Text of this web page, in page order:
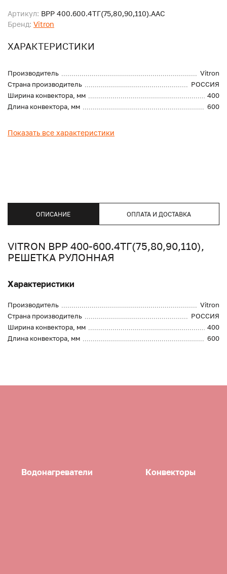
Артикул: ВРР 400.600.4ТГ(75,80,90,110).ААС
Бренд: Vitron
ХАРАКТЕРИСТИКИ
Производитель
Vitron
Страна производитель
РОССИЯ
Ширина конвектора, мм
400
Длина конвектора, мм
600
Показать все характеристики
ОПИСАНИЕ ОПЛАТА И ДОСТАВКА
VITRON ВРР 400-600.4ТГ(75,80,90,110),
РЕШЕТКА РУЛОННАЯ
Характеристики
Производитель
Vitron
Страна производитель
РОССИЯ
Ширина конвектора, мм
400
Длина конвектора, мм
600
Водонагреватели Конвекторы